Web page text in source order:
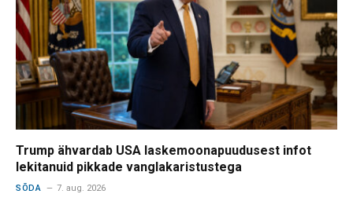
Trump ähvardab USA laskemoonapuudusest infot
lekitanuid pikkade vanglakaristustega
SÕDA 7. aug. 2026